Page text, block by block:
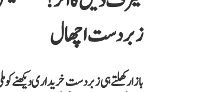
زبردست اچھال